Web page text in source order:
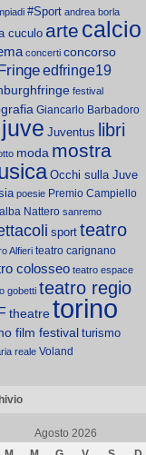
#Sport andrea borla
cuculo arte calcio
concerti concorso
edfringe19
festival
Giancarlo Barbadoro
juve Juventus libri
moda mostra
Occhi sulla Juve
poesie Premio Campiello
Nattero sanremo
sport teatro
Alfieri teatro carignano
colosseo teatro espace
gobetti teatro regio
theatretorino
film festivalturismo
reale Voland
Agosto 2026